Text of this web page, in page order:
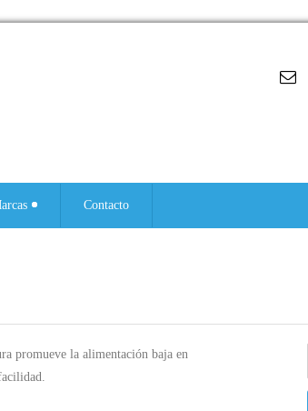
Contacto
promueve la alimentación baja en